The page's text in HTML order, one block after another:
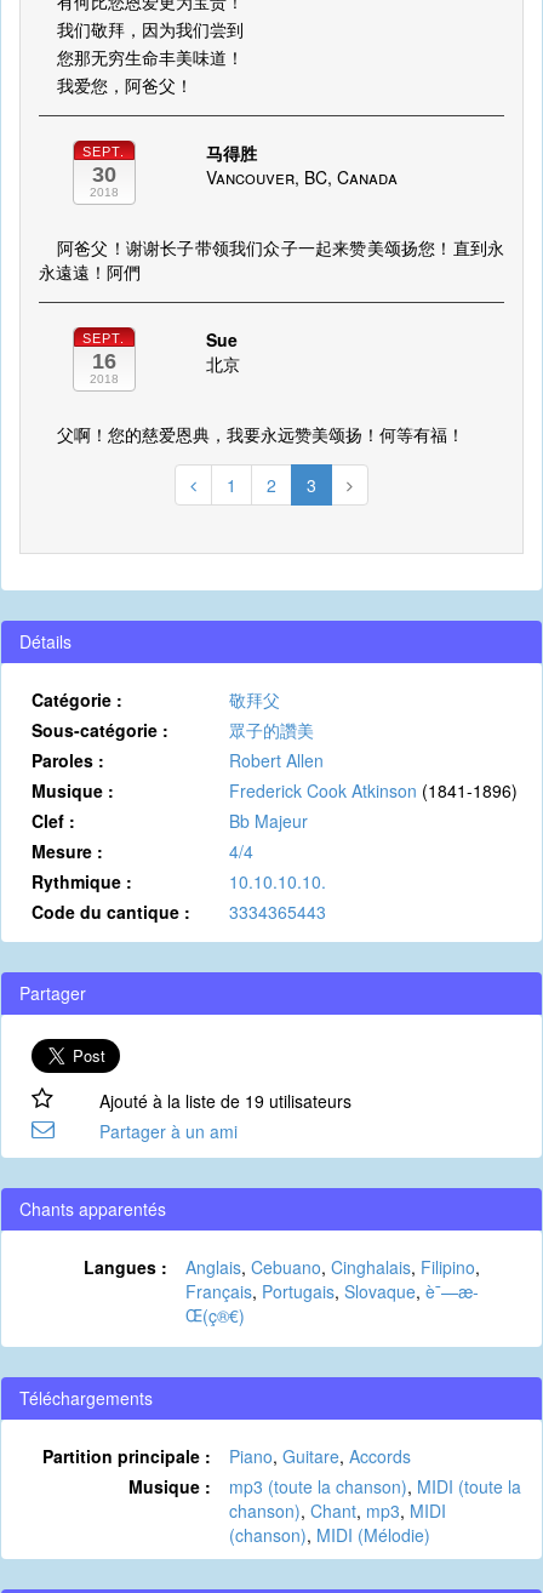
我们敬拜，因为我们尝到
您那无穷生命丰美味道！
我爱您，阿爸父！
SEPT.
30
2018
马得胜
Vancouver, BC, Canada
阿爸父！谢谢长子带领我们众子一起来赞美颂扬您！直到永
永遠遠！阿們
SEPT.
16
2018
Sue
北京
父啊！您的慈爱恩典，我要永远赞美颂扬！何等有福！
1 2 3
Détails
Catégorie :
敬拜父
Sous-catégorie :
眾子的讚美
Paroles :
Robert Allen
Musique :
Frederick Cook Atkinson (1841-1896)
Clef :
Bb Majeur
Mesure :
4/4
Rythmique :
10.10.10.10.
Code du cantique :
3334365443
Partager
Ajouté à la liste de 19 utilisateurs
Partager à un ami
Chants apparentés
Langues : Anglais, Cebuano, Cinghalais, Filipino,
Français, Portugais, Slovaque, è¯—æ­
Œ(ç®€)
Téléchargements
Partition principale : Piano, Guitare, Accords
Musique :
mp3 (toute la chanson), MIDI (toute la
chanson), Chant, mp3, MIDI
(chanson), MIDI (Mélodie)